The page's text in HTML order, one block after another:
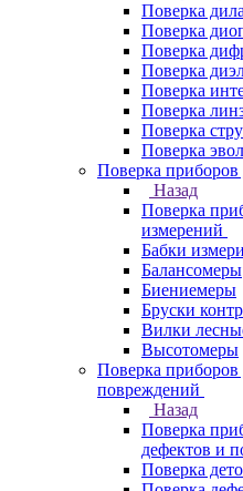
Поверка
Поверка
Поверка
Поверка
Поверка
Поверка
Поверка
Поверка
Поверка приборов
Назад
Поверка
измерений
Бабки
Балансомеры
Биениемеры
Бруски
Вилки
Высотомеры
Поверка приборов
повреждений
Назад
Поверка
дефектов и
Поверка